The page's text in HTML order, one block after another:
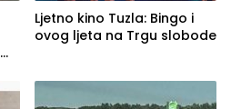
Ljetno kino Tuzla: Bingo i
ovog ljeta na Trgu slobode